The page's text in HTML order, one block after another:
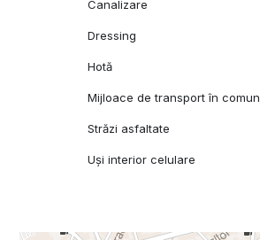
Canalizare
Dressing
Hotă
Mijloace de transport în comun
Străzi asfaltate
Uși interior celulare